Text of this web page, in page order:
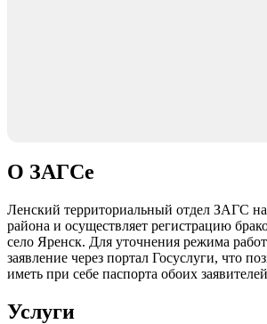
О ЗАГСе
Ленский территориальный отдел ЗАГС
района и осуществляет регистрацию
село Яренск. Для уточнения режима
заявление через портал Госуслуги, что
иметь при себе паспорта обоих
Услуги